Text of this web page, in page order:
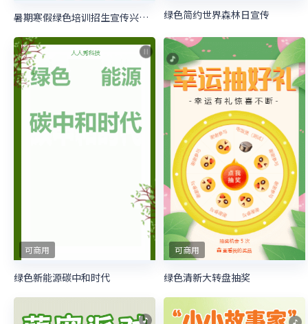
暑期寒假绿色培训招生宣传兴趣班招生 绿色简约世界森林日宣传
可商用
绿色新能源碳中和时代
可商用
绿色清新大转盘抽奖